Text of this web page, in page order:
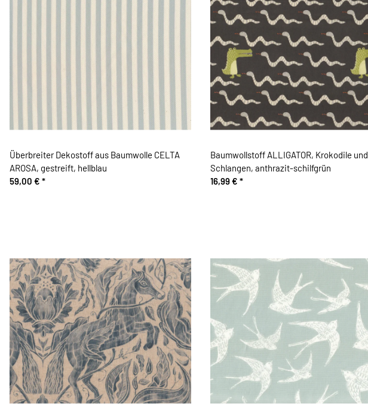
Überbreiter Dekostoff aus Baumwolle CELTA
AROSA, gestreift, hellblau
59,00 € *
Baumwollstoff ALLIGATOR, Krokodile und
Schlangen, anthrazit-schilfgrün
16,99 € *